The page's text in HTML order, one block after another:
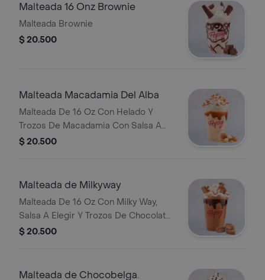
Malteada 16 Onz Brownie
Malteada Brownie
$ 20.500
Malteada Macadamia Del Alba
Malteada De 16 Oz Con Helado Y
Trozos De Macadamia Con Salsa A
Elegir.
$ 20.500
Malteada de Milkyway
Malteada De 16 Oz Con Milky Way,
Salsa A Elegir Y Trozos De Chocolate
Milky Way.
$ 20.500
Malteada de Chocobelga.